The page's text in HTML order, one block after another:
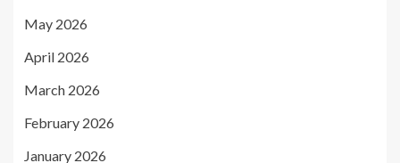
May 2026
April 2026
March 2026
February 2026
January 2026